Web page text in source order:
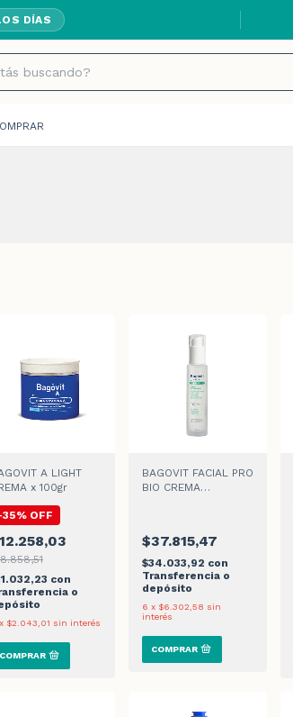
DÍAS
A LIGHT
x 100gr
35% OFF
con
o
x $2.043,01 sin interés
BAGOVIT FACIAL PRO
BIO CREMA
$37.815,47
$34.033,92 con
Transferencia o
depósito
6 x $6.302,58 sin
interés